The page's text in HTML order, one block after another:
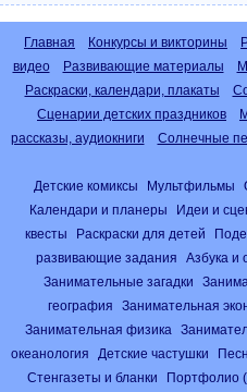
Главная Конкурсы и викторины
видео
Развивающие материалы
Раскраски, календари, плакаты
Сценарии детских праздников
рассказы, аудиокниги
Солнечные
Детские комиксы Мультфильмы
Календари и планеры
Идеи и
квесты
Раскраски для детей
развивающие задания
Азбука и
Занимательные загадки
география
Занимательная
Занимательная физика
океанология
Детские частушки
Стенгазеты и бланки
Портфолио